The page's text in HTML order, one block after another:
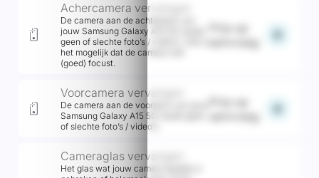
Achercamera vervangen
De camera aan de achterkant van
jouw Samsung Galaxy A15 5G maakt
geen of slechte foto’s / video’s. Ook is
het mogelijk dat de camera niet
(goed) focust.
Prijs op
aanvraag
add
Voorcamera vervangen
De camera aan de voorkant van jouw
Samsung Galaxy A15 5G maakt geen
of slechte foto’s / video’s.
Prijs op
aanvraag
add
Cameraglas vervangen
Het glas wat jouw camera bedekt is